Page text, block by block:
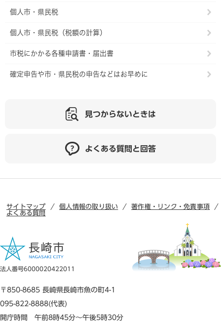
個人市・県民税
個人市・県民税（税額の計算）
市税にかかる各種申請書・届出書
確定申告や市・県民税の申告などはお早めに
見つからないときは
よくある質問と回答
サイトマップ 個人情報の取り扱い
著作権・リンク・免責事項
よくある質問
法人番号6000020422011
〒850-8685 長崎県長崎市魚の町4-1
095-822-8888(代表)
開庁時間 午前8時45分～午後5時30分